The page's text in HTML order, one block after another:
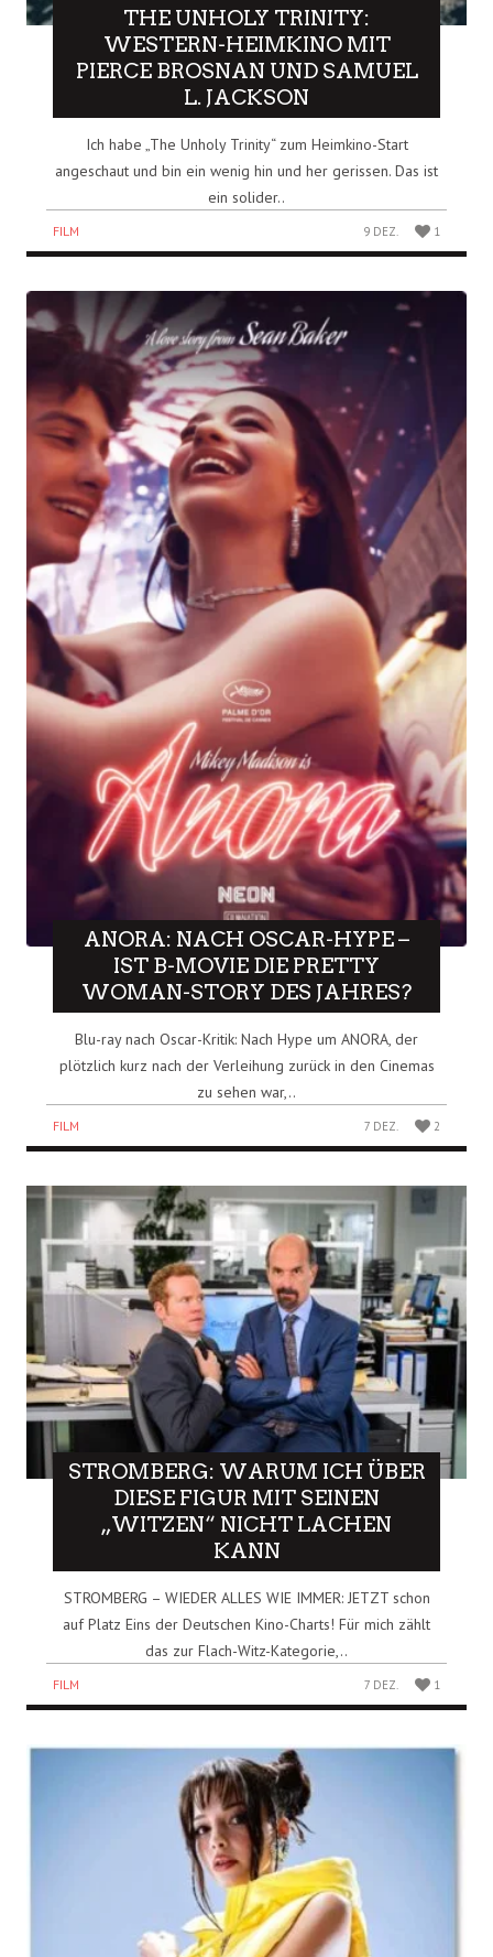
THE UNHOLY TRINITY:
WESTERN-HEIMKINO MIT
PIERCE BROSNAN UND SAMUEL
L. JACKSON
Ich habe „The Unholy Trinity“ zum Heimkino-Start
angeschaut und bin ein wenig hin und her gerissen. Das ist
ein solider..
FILM 9 DEZ. 1
ANORA: NACH OSCAR-HYPE –
IST B-MOVIE DIE PRETTY
WOMAN-STORY DES JAHRES?
Blu-ray nach Oscar-Kritik: Nach Hype um ANORA, der
plötzlich kurz nach der Verleihung zurück in den Cinemas
zu sehen war,..
FILM 7 DEZ. 2
STROMBERG: WARUM ICH ÜBER
DIESE FIGUR MIT SEINEN
„WITZEN“ NICHT LACHEN
KANN
STROMBERG – WIEDER ALLES WIE IMMER: JETZT schon
auf Platz Eins der Deutschen Kino-Charts! Für mich zählt
das zur Flach-Witz-Kategorie,..
FILM 7 DEZ. 1